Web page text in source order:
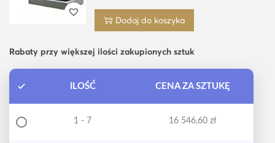
Dodaj do koszyka
Rabaty przy większej ilości zakupionych sztuk
ILOŚĆ CENA ZA SZTUKĘ
1 - 7 16 546,60 zł